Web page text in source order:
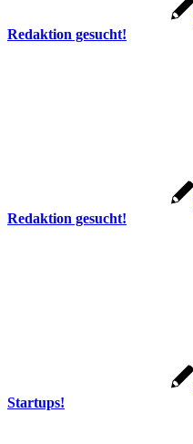
Redaktion gesucht!
Redaktion gesucht!
Startups!